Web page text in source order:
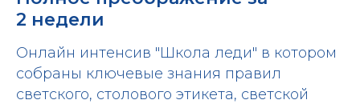
2 недели
Онлайн интенсив "Школа леди" в котором
собраны ключевые знания правил
светского, столового этикета, светской